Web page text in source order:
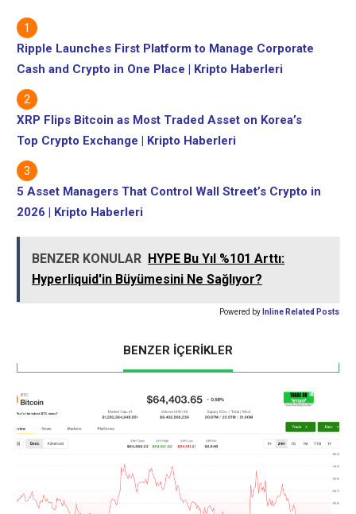
Ripple Launches First Platform to Manage Corporate
Cash and Crypto in One Place | Kripto Haberleri
XRP Flips Bitcoin as Most Traded Asset on Korea’s
Top Crypto Exchange | Kripto Haberleri
5 Asset Managers That Control Wall Street’s Crypto in
2026 | Kripto Haberleri
BENZER KONULAR HYPE Bu Yıl %101 Arttı:
Hyperliquid'in Büyümesini Ne Sağlıyor?
Powered by Inline Related Posts
BENZER İÇERİKLER